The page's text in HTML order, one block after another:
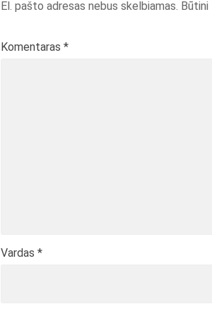
El. pašto adresas nebus skelbiamas. Būtini
Komentaras *
Vardas *